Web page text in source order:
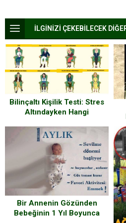
İLGİNİZİ ÇEKEBİLECEK
Bilinçaltı Kişilik Testi: Stres
Altındayken Hangi
Edersiniz?
Bir Annenin Gözünden
Bebeğinin 1 Yıl Boyunca